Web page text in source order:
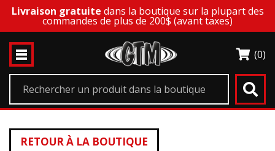
Livraison gratuite dans la boutique sur la plupart des
commandes de plus de 200$ (avant taxes)
(0)
RETOUR À LA BOUTIQUE